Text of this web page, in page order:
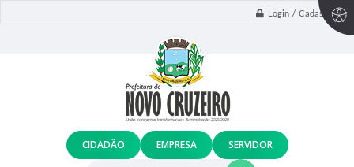
Login / Cadastro
CIDADÃO EMPRESA SERVIDOR